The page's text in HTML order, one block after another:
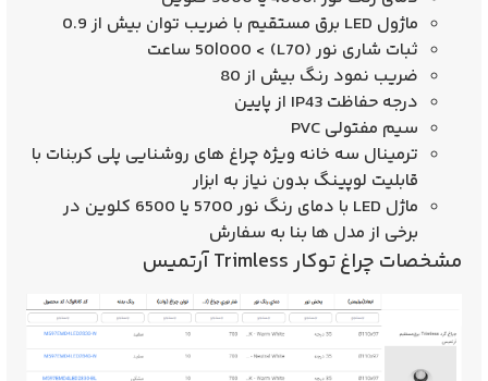
ماژول LED برق مستقیم با ضریب توان بیش از 0.9
ثبات شاری نور (L70) > 50|000 ساعت
ضریب نمود رنگ بیش از 80
درجه حفاظت IP43 از پایین
سیم مفتولی PVC
ترمینال سه خانه ویژه چراغ های روشنایی پلی کربنات با
قابلیت لوپینگ بدون نیاز به ابزار
ماژل LED با دمای رنگ نور 5700 یا 6500 کلوین در
برخی از مدل ها بنا به سفارش
مشخصات چراغ توکار Trimless آرتمیس